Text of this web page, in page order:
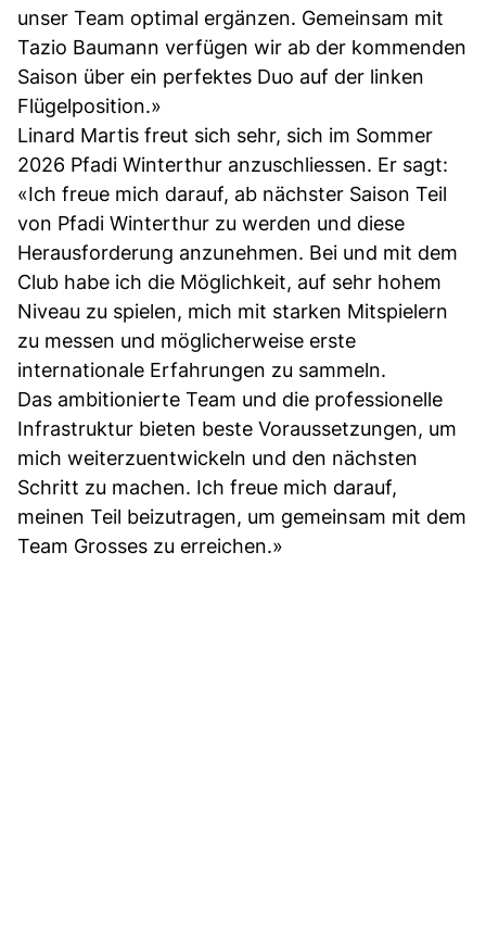
unser Team optimal ergänzen. Gemeinsam mit
Tazio Baumann verfügen wir ab der kommenden
Saison über ein perfektes Duo auf der linken
Flügelposition.»
Linard Martis freut sich sehr, sich im Sommer
2026 Pfadi Winterthur anzuschliessen. Er sagt:
«Ich freue mich darauf, ab nächster Saison Teil
von Pfadi Winterthur zu werden und diese
Herausforderung anzunehmen. Bei und mit dem
Club habe ich die Möglichkeit, auf sehr hohem
Niveau zu spielen, mich mit starken Mitspielern
zu messen und möglicherweise erste
internationale Erfahrungen zu sammeln.
Das ambitionierte Team und die professionelle
Infrastruktur bieten beste Voraussetzungen, um
mich weiterzuentwickeln und den nächsten
Schritt zu machen. Ich freue mich darauf,
meinen Teil beizutragen, um gemeinsam mit dem
Team Grosses zu erreichen.»